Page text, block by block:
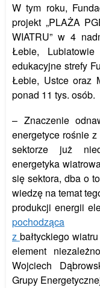
W tym roku,
projekt „PLAŻA
WIATRU” w 4
Łebie,
edukacyjne strefy
Łebie, Ustce oraz
ponad 11 tys. osób.
– Znaczenie
energetyce rośnie
sektorze już
energetyka
się sektora, dba o
wiedzę na temat
produkcji energii
pochodząca
z bałtyckiego
element
Wojciech
Grupy